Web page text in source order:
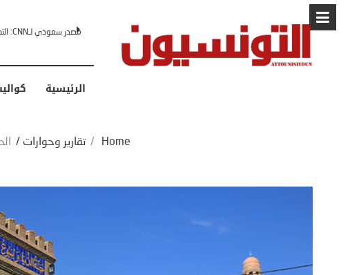
البابا: “لا أخشى ترامب”
الرئيسية
Home
/ تقارير وحوارات /